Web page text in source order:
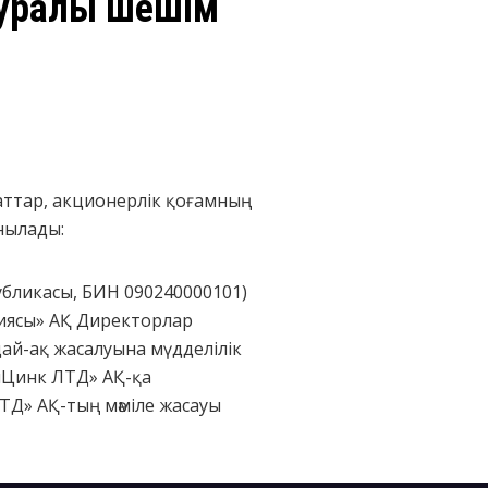
акционерлік қоғамның
БИН 090240000101)
АҚ Директорлар
ақ жасалуына мүдделілік
ЛТД» АҚ-қа
АҚ-тың мәміле жасауы